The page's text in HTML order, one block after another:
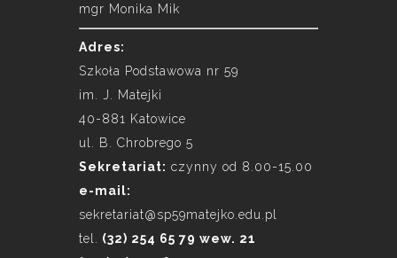
mgr Monika Mik
Adres:
Szkoła Podstawowa nr 59
im. J. Matejki
40-881 Katowice
ul. B. Chrobrego 5
Sekretariat: czynny od 8.00-15.00
e-mail:
sekretariat@sp59matejko.edu.pl
tel.
(32) 254 65 79 wew. 21